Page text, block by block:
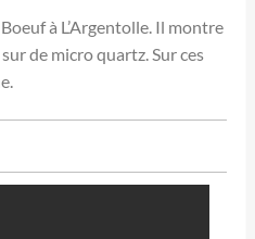
à L’Argentolle. Il montre
de micro quartz. Sur ces